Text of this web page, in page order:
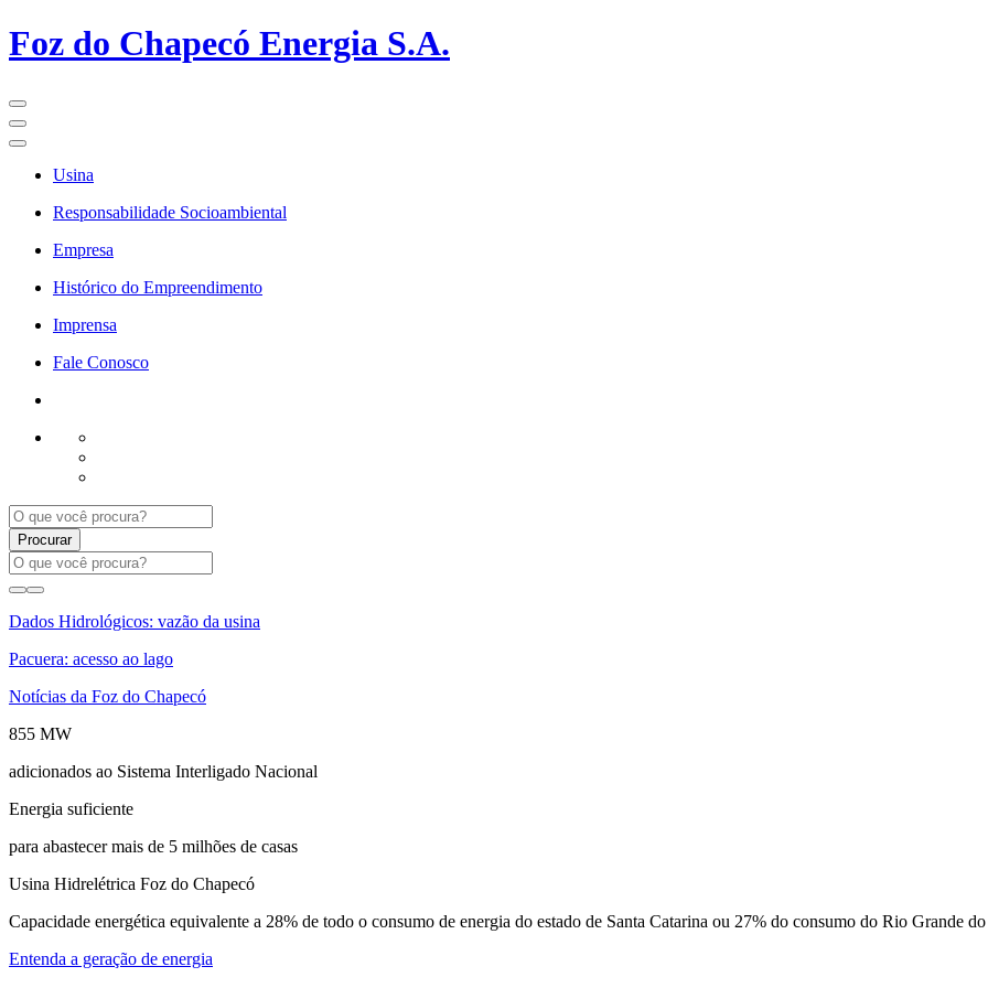
Foz do Chapecó Energia S.A.
Usina
Responsabilidade Socioambiental
Empresa
Histórico do Empreendimento
Imprensa
Fale Conosco
Procurar
Dados Hidrológicos: vazão da usina
Pacuera: acesso ao lago
Notícias da Foz do Chapecó
855 MW
adicionados ao Sistema Interligado Nacional
Energia suficiente
para abastecer mais de 5 milhões de casas
Usina Hidrelétrica Foz do Chapecó
Capacidade energética equivalente a 28% de todo o consumo de energia do estado de Santa Catarina ou 27% do consumo do Rio Grande
Entenda a geração de energia